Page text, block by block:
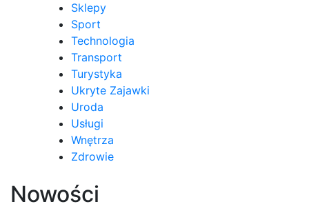
Sklepy
Sport
Technologia
Transport
Turystyka
Ukryte Zajawki
Uroda
Usługi
Wnętrza
Zdrowie
Nowości